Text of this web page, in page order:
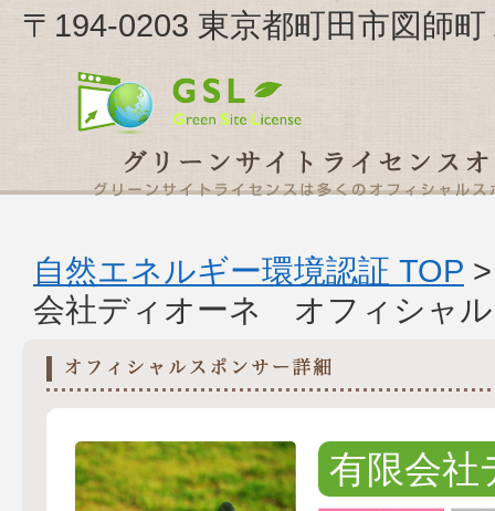
〒194-0203 東京都町田市図師
自然エネルギー環境認証 TOP
会社ディオーネ オフィシャ
有限会社